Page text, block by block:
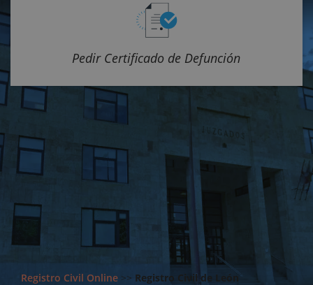
Pedir Certificado de Defunción
Registro Civil Online >> Registro Civil de León